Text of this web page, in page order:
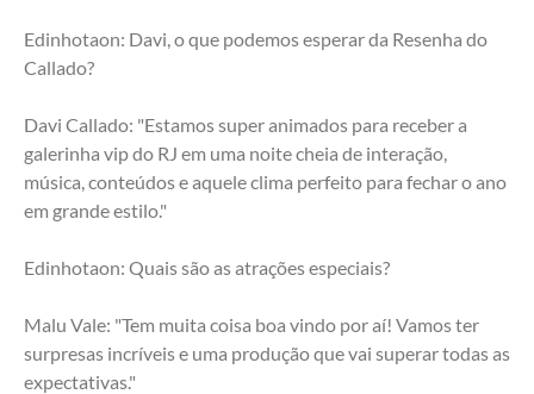
Edinhotaon: Davi, o que podemos esperar da Resenha do
Callado?
Davi Callado: "Estamos super animados para receber a
galerinha vip do RJ em uma noite cheia de interação,
música, conteúdos e aquele clima perfeito para fechar o ano
em grande estilo."
Edinhotaon: Quais são as atrações especiais?
Malu Vale: "Tem muita coisa boa vindo por aí! Vamos ter
surpresas incríveis e uma produção que vai superar todas as
expectativas."